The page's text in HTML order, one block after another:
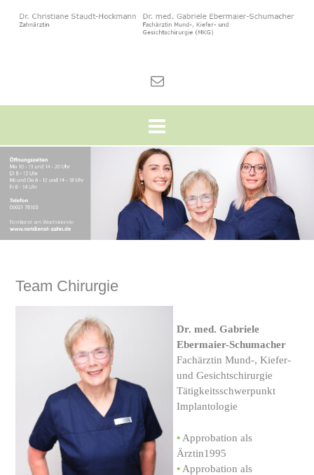
Team Chirurgie
Dr. med. Gabriele
Ebermaier-Schumacher
Fachärztin Mund-, Kiefer-
und Gesichtschirurgie
Tätigkeitsschwerpunkt
Implantologie
• Approbation als
Ärztin1995
• Approbation als